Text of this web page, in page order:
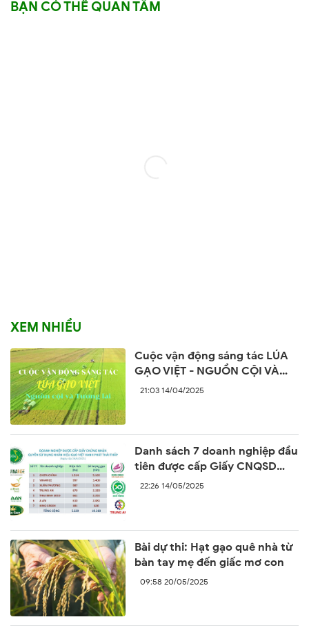
BẠN CÓ THỂ QUAN TÂM
XEM NHIỀU
Cuộc vận động sáng tác LÚA
GẠO VIỆT - NGUỒN CỘI VÀ
TƯƠNG LAI
21:03 14/04/2025
Danh sách 7 doanh nghiệp đầu
tiên được cấp Giấy CNQSD
nhãn hiệu “Gạo Việt xanh phát
22:26 14/05/2025
Bài dự thi: Hạt gạo quê nhà từ
bàn tay mẹ đến giấc mơ con
09:58 20/05/2025